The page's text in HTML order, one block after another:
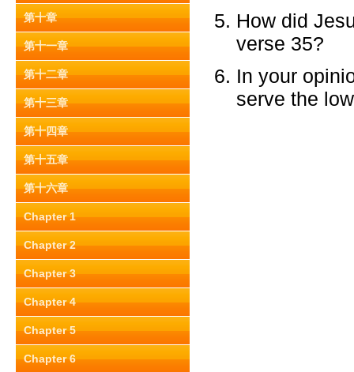
第十章
第十一章
第十二章
第十三章
第十四章
第十五章
第十六章
Chapter 1
Chapter 2
Chapter 3
Chapter 4
Chapter 5
Chapter 6
How did
verse 35?
In your
serve the